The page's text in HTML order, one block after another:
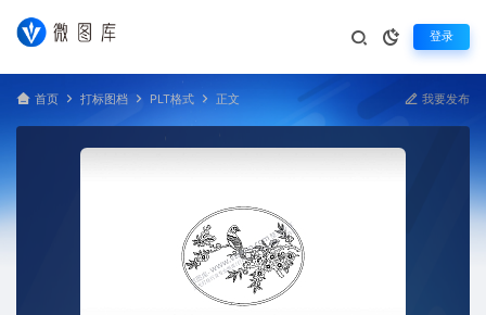
登录
首页 打标图档 PLT格式 正文 我要发布